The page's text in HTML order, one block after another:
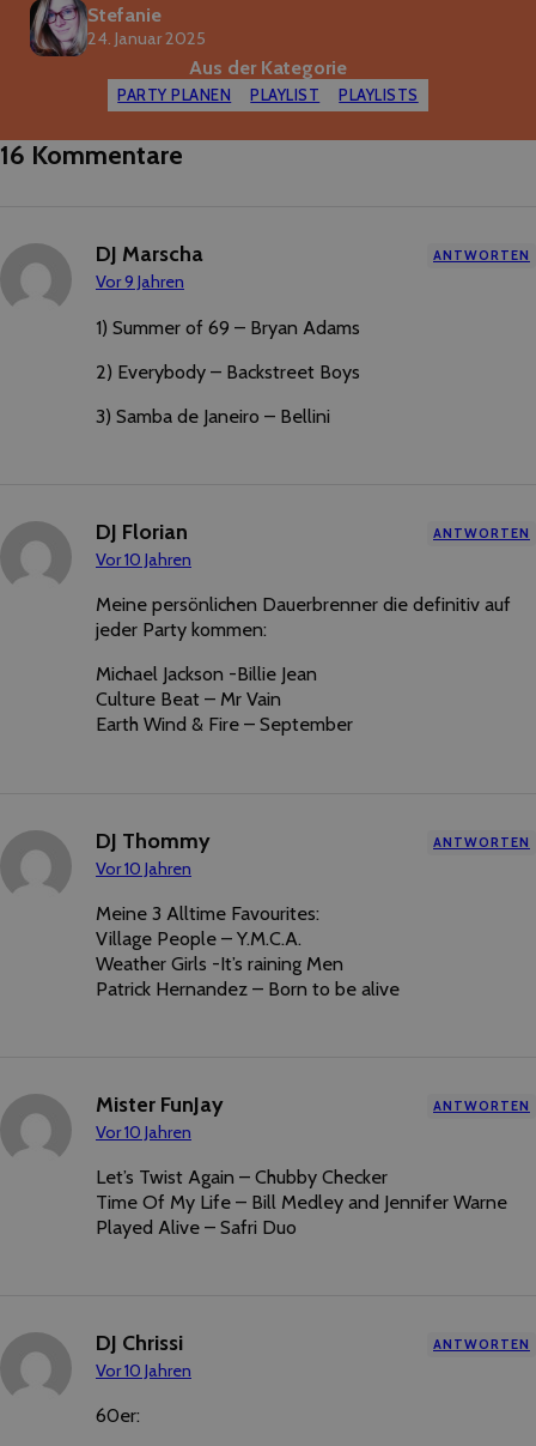
Stefanie
24. Januar 2025
Aus der Kategorie
PARTY PLANEN PLAYLIST PLAYLISTS
16 Kommentare
DJ Marscha
Vor 9 Jahren
ANTWORTEN
1) Summer of 69 – Bryan Adams
2) Everybody – Backstreet Boys
3) Samba de Janeiro – Bellini
DJ Florian
Vor 10 Jahren
ANTWORTEN
Meine persönlichen Dauerbrenner die definitiv auf
jeder Party kommen:
Michael Jackson -Billie Jean
Culture Beat – Mr Vain
Earth Wind & Fire – September
DJ Thommy
Vor 10 Jahren
ANTWORTEN
Meine 3 Alltime Favourites:
Village People – Y.M.C.A.
Weather Girls -It’s raining Men
Patrick Hernandez – Born to be alive
Mister FunJay
Vor 10 Jahren
ANTWORTEN
Let’s Twist Again – Chubby Checker
Time Of My Life – Bill Medley and Jennifer Warne
Played Alive – Safri Duo
DJ Chrissi
Vor 10 Jahren
ANTWORTEN
60er: